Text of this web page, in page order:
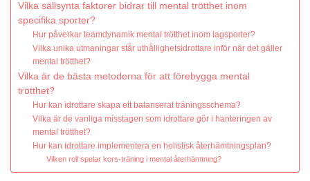
Vilka sällsynta faktorer bidrar till mental trötthet inom
specifika sporter?
Hur påverkar teamdynamik mental trötthet inom lagsporter?
Vilka unika utmaningar står uthållighetsidrottare inför när det gäller
mental trötthet?
Vilka är de bästa metoderna för att förebygga mental
trötthet?
Hur kan idrottare skapa ett balanserat träningsschema?
Vilka är de vanliga misstagen som idrottare gör i hanteringen av
mental trötthet?
Hur kan idrottare implementera en holistisk återhämtningsplan?
Vilken roll spelar kors-träning i mental återhämtning?